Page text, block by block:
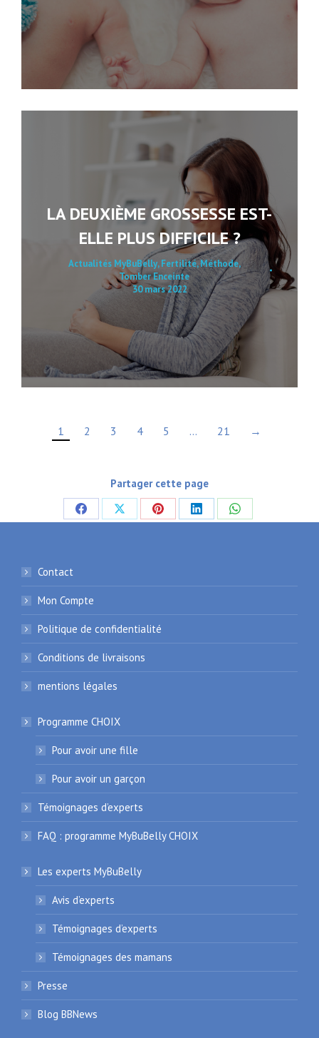
LA DEUXIÈME GROSSESSE EST-
ELLE PLUS DIFFICILE ?
Actualités MyBuBelly,Fertilité,Méthode,
Tomber Enceinte
30 mars 2022
1 2 3 4 5 … 21 →
Partager cette page
PartagerPartagerPartagerPartagerPartager
Contact
Mon Compte
Politique de confidentialité
Conditions de livraisons
mentions légales
Programme CHOIX
Pour avoir une fille
Pour avoir un garçon
Témoignages d’experts
FAQ : programme MyBuBelly CHOIX
Les experts MyBuBelly
Avis d’experts
Témoignages d’experts
Témoignages des mamans
Presse
Blog BBNews